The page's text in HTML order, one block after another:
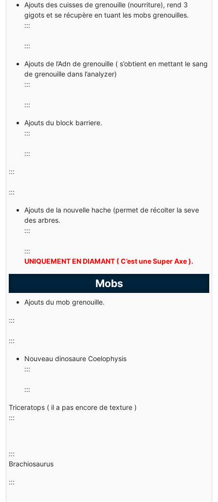
Ajouts des cuisses de grenouille (nourriture), rend 3
gigots et se récupère en tuant les mobs grenouilles.
:::
:::
Ajouts de l’Adn de grenouille ( s’obtient en mettant le sang
de grenouille dans l’analyzer)
:::
:::
Ajouts du block barriere.
:::
:::
:::
:::
Ajouts de la nouvelle hache (permet de récolter la seve
des arbres.
:::
:::
UNIQUEMENT EN DIAMANT ( C’est une Super Axe ).
Mobs
Ajouts du mob grenouille.
:::
:::
Nouveau dinosaure Coelophysis
:::
:::
Triceratops ( il a pas encore de texture )
:::
:::
Brachiosaurus
:::